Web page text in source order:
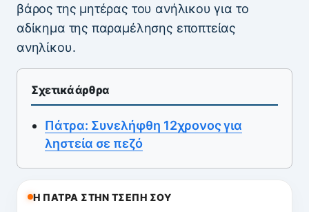
βάρος της μητέρας του ανήλικου για το
αδίκημα της παραμέλησης εποπτείας
ανηλίκου.
Σχετικά άρθρα
Πάτρα: Συνελήφθη 12χρονος για
ληστεία σε πεζό
Η ΠΑΤΡΑ ΣΤΗΝ ΤΣΕΠΗ ΣΟΥ